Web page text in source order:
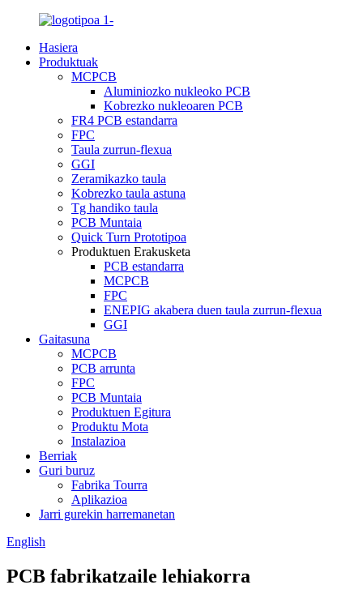
Hasiera
Produktuak
MCPCB
Aluminiozko nukleoko PCB
Kobrezko nukleoaren PCB
FR4 PCB estandarra
FPC
Taula zurrun-flexua
GGI
Zeramikazko taula
Kobrezko taula astuna
Tg handiko taula
PCB Muntaia
Quick Turn Prototipoa
Produktuen Erakusketa
PCB estandarra
MCPCB
FPC
ENEPIG akabera duen taula zurrun-flexua
GGI
Gaitasuna
MCPCB
PCB arrunta
FPC
PCB Muntaia
Produktuen Egitura
Produktu Mota
Instalazioa
Berriak
Guri buruz
Fabrika Tourra
Aplikazioa
Jarri gurekin harremanetan
English
PCB fabrikatzaile lehiakorra